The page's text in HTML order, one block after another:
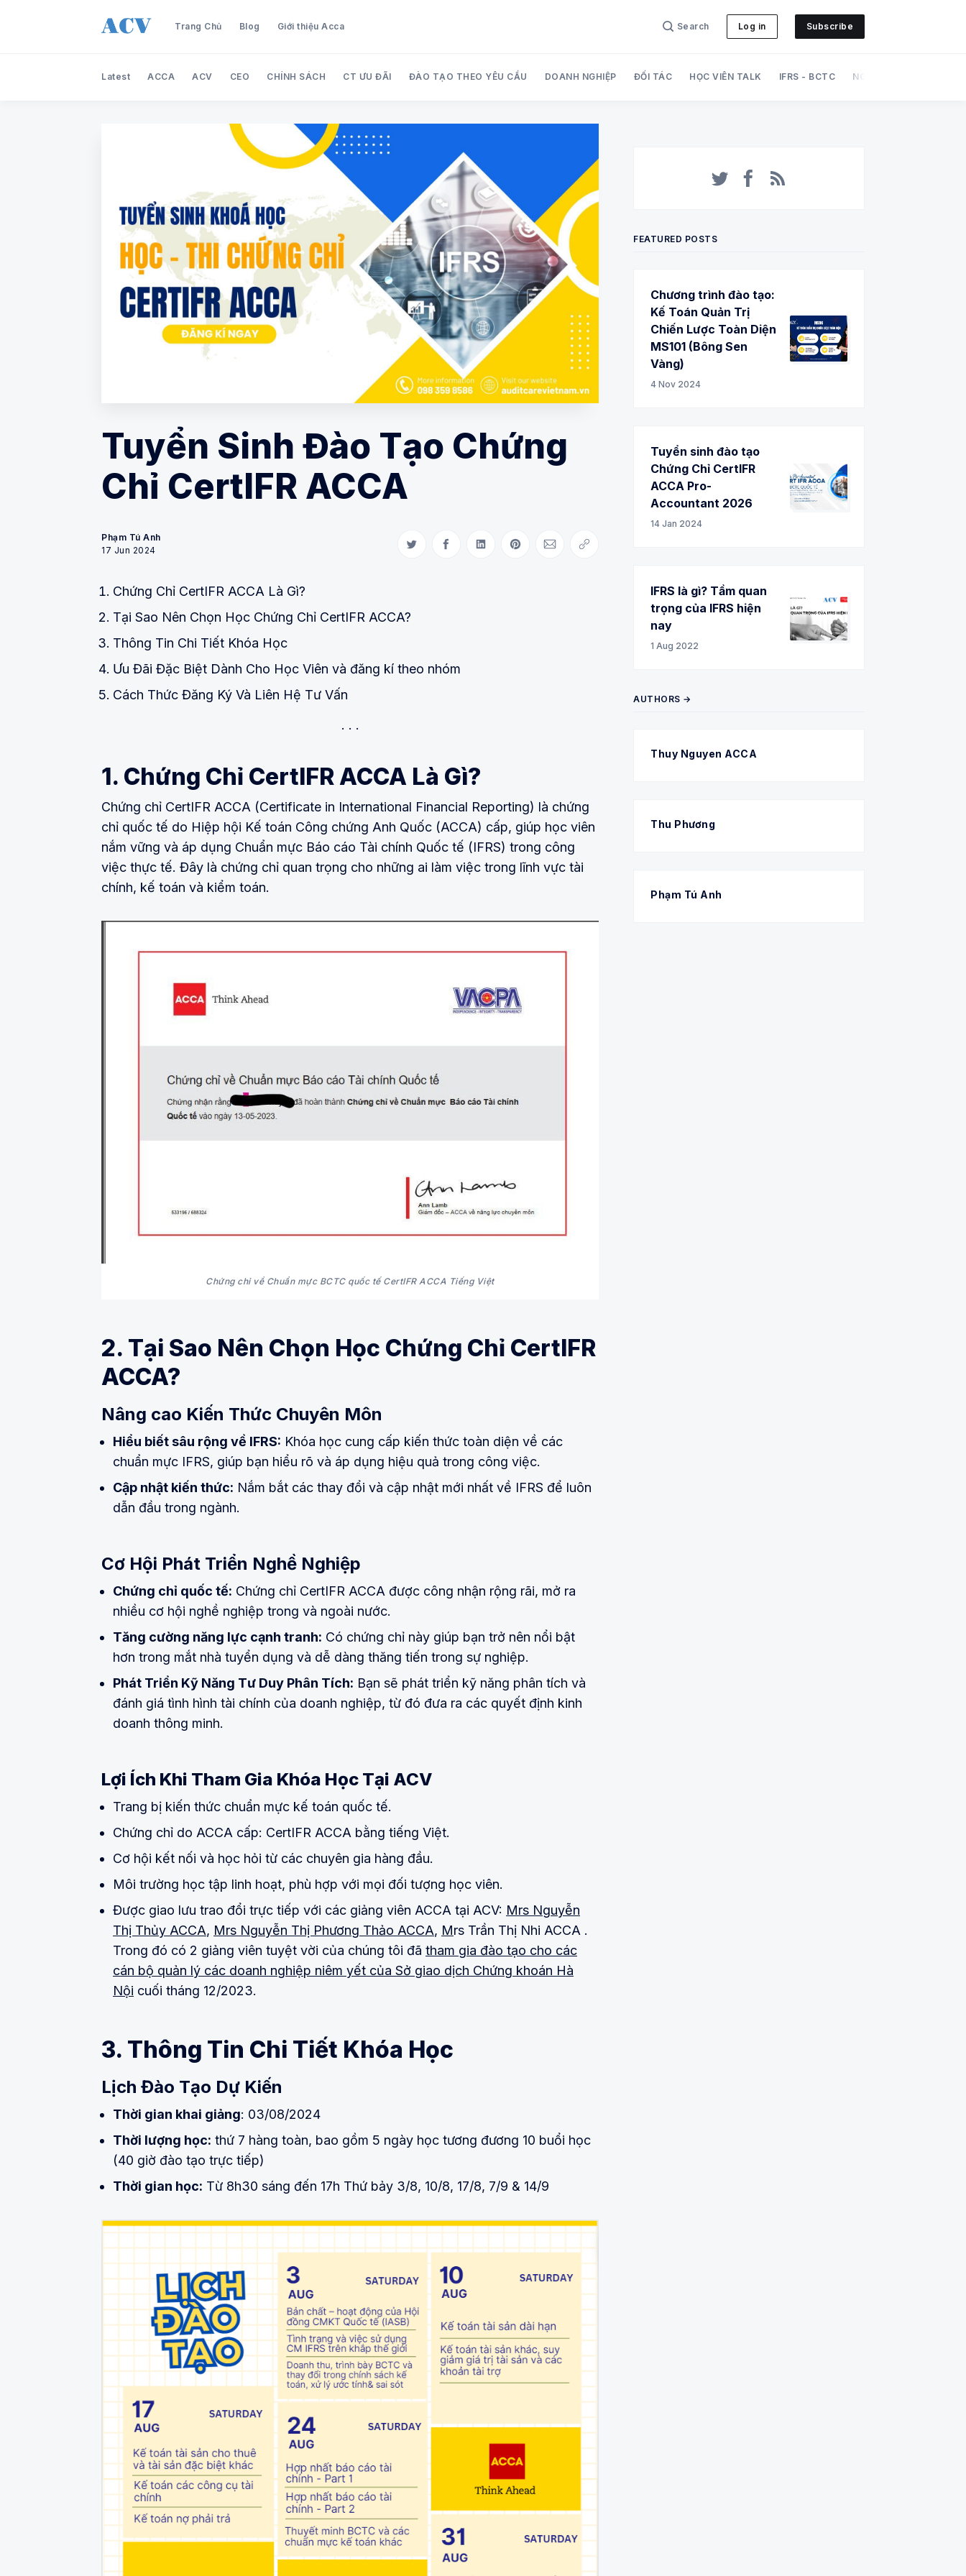
Trang Chủ Blog Giới thiệu Acca Search Log in Subscribe
Latest ACCA ACV CEO CHÍNH SÁCH CT ƯU ĐÃI ĐÀO TẠO THEO YÊU CẦU DOANH NGHIỆP ĐỐI TÁC HỌC VIÊN TALK IFRS - BCTC NGHIỆP VỤ
Tuyển Sinh Đào Tạo Chứng
Chỉ CertIFR ACCA
Phạm Tú Anh
17 Jun 2024
Share on Twitter
Share on Facebook
Share on LinkedIn
Share on Pinterest
Share via Email
Copy link
Chứng Chỉ CertIFR ACCA Là Gì?
Tại Sao Nên Chọn Học Chứng Chỉ CertIFR ACCA?
Thông Tin Chi Tiết Khóa Học
Ưu Đãi Đặc Biệt Dành Cho Học Viên và đăng kí theo nhóm
Cách Thức Đăng Ký Và Liên Hệ Tư Vấn
1. Chứng Chỉ CertIFR ACCA Là Gì?
Chứng chỉ CertIFR ACCA (Certificate in International Financial Reporting) là chứng
chỉ quốc tế do Hiệp hội Kế toán Công chứng Anh Quốc (ACCA) cấp, giúp học viên
nắm vững và áp dụng Chuẩn mực Báo cáo Tài chính Quốc tế (IFRS) trong công
việc thực tế. Đây là chứng chỉ quan trọng cho những ai làm việc trong lĩnh vực tài
chính, kế toán và kiểm toán.
Chứng chỉ về Chuẩn mực BCTC quốc tế CertIFR ACCA Tiếng Việt
2. Tại Sao Nên Chọn Học Chứng Chỉ CertIFR
ACCA?
Nâng cao Kiến Thức Chuyên Môn
Hiểu biết sâu rộng về IFRS: Khóa học cung cấp kiến thức toàn diện về các
chuẩn mực IFRS, giúp bạn hiểu rõ và áp dụng hiệu quả trong công việc.
Cập nhật kiến thức: Nắm bắt các thay đổi và cập nhật mới nhất về IFRS để luôn
dẫn đầu trong ngành.
Cơ Hội Phát Triển Nghề Nghiệp
Chứng chỉ quốc tế: Chứng chỉ CertIFR ACCA được công nhận rộng rãi, mở ra
nhiều cơ hội nghề nghiệp trong và ngoài nước.
Tăng cường năng lực cạnh tranh: Có chứng chỉ này giúp bạn trở nên nổi bật
hơn trong mắt nhà tuyển dụng và dễ dàng thăng tiến trong sự nghiệp.
Phát Triển Kỹ Năng Tư Duy Phân Tích: Bạn sẽ phát triển kỹ năng phân tích và
đánh giá tình hình tài chính của doanh nghiệp, từ đó đưa ra các quyết định kinh
doanh thông minh.
Lợi Ích Khi Tham Gia Khóa Học Tại ACV
Trang bị kiến thức chuẩn mực kế toán quốc tế.
Chứng chỉ do ACCA cấp: CertIFR ACCA bằng tiếng Việt.
Cơ hội kết nối và học hỏi từ các chuyên gia hàng đầu.
Môi trường học tập linh hoạt, phù hợp với mọi đối tượng học viên.
Được giao lưu trao đổi trực tiếp với các giảng viên ACCA tại ACV: Mrs Nguyễn
Thị Thủy ACCA, Mrs Nguyễn Thị Phương Thảo ACCA, Mrs Trần Thị Nhi ACCA .
Trong đó có 2 giảng viên tuyệt vời của chúng tôi đã tham gia đào tạo cho các
cán bộ quản lý các doanh nghiệp niêm yết của Sở giao dịch Chứng khoán Hà
Nội cuối tháng 12/2023.
3. Thông Tin Chi Tiết Khóa Học
Lịch Đào Tạo Dự Kiến
Thời gian khai giảng: 03/08/2024
Thời lượng học: thứ 7 hàng toàn, bao gồm 5 ngày học tương đương 10 buổi học
(40 giờ đào tạo trực tiếp)
Thời gian học: Từ 8h30 sáng đến 17h Thứ bảy 3/8, 10/8, 17/8, 7/9 & 14/9
FEATURED POSTS
Chương trình đào tạo:
Kế Toán Quản Trị
Chiến Lược Toàn Diện
MS101 (Bông Sen
Vàng)
4 Nov 2024
Tuyển sinh đào tạo
Chứng Chỉ CertIFR
ACCA Pro-
Accountant 2026
14 Jan 2024
IFRS là gì? Tầm quan
trọng của IFRS hiện
nay
1 Aug 2022
AUTHORS →
Thuy Nguyen ACCA
Thu Phương
Phạm Tú Anh